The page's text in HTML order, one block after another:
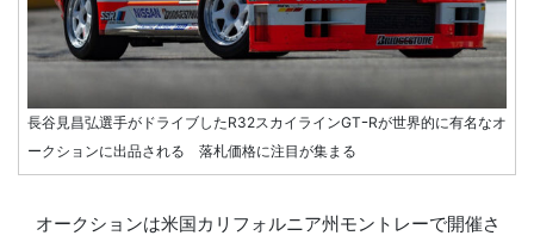
長谷見昌弘選手がドライブしたR32スカイラインGTｰRが世界的に有名なオ
ークションに出品される 落札価格に注目が集まる
オークションは米国カリフォルニア州モントレーで開催さ